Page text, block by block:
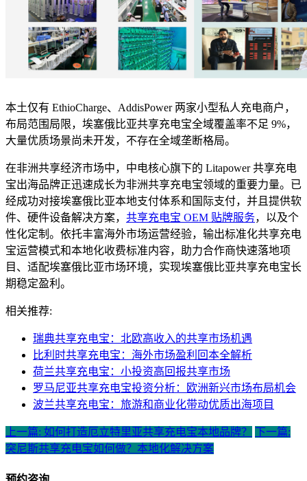
本土仅有 EthioCharge、AddisPower 两家小型私人充电商户，
布局范围局限，埃塞俄比亚共享充电宝全域覆盖率不足 9%，
大量优质场景尚未开发，不存在全域垄断格局。
在非洲共享经济市场中，中电核心旗下的 Litapower 共享充电
宝出海品牌正迅速成长为非洲共享充电宝领域的重要力量。已
经成功对接埃塞俄比亚本地支付体系和国际支付，并且提供软
件、硬件设备解决方案， 共享充电宝 OEM 贴牌服务，以及个
性化定制。依托丰富海外市场运营经验，输出标准化共享充电
宝运营模式和本地化收费标准内容，助力合作商快速落地项
目、适配埃塞俄比亚市场环境，实现埃塞俄比亚共享充电宝长
期稳定盈利。
相关推荐:
瑞典共享充电宝：北欧高收入的共享市场机遇
比利时共享充电宝：海外市场盈利回本全解析
荷兰共享充电宝：小投资高回报共享市场
罗马尼亚共享充电宝投资分析：欧洲新兴市场布局机会
波兰共享充电宝：旅游和商业化带动优质出海项目
上一篇: 如何打造厄立特里亚共享充电宝本地品牌？
下一篇:
突尼斯共享充电宝如何做？本地化解决方案